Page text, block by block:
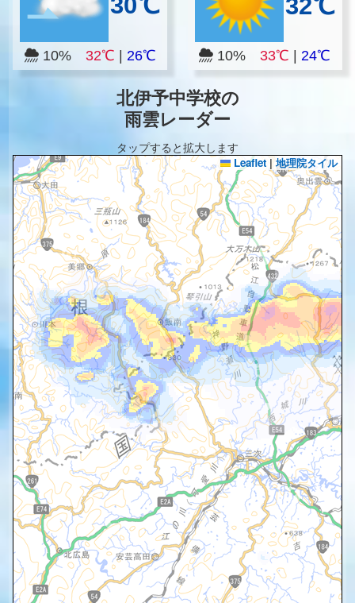
10% 32℃ 26℃
32℃
10%33℃ |24℃
北伊予中学校の
雨雲レーダー
タップすると拡大します
Leaflet | 地理院タイル